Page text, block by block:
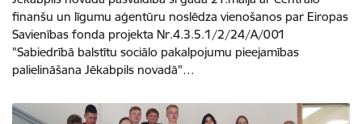
finanšu un līgumu aģentūru noslēdza vienošanos par Eiropas
Savienības fonda projekta Nr.4.3.5.1/2/24/A/001
"Sabiedrībā balstītu sociālo pakalpojumu pieejamības
palielināšana Jēkabpils novadā"…